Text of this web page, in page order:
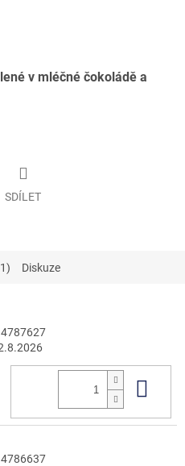
v mléčné čokoládě a
SDÍLET
Diskuze